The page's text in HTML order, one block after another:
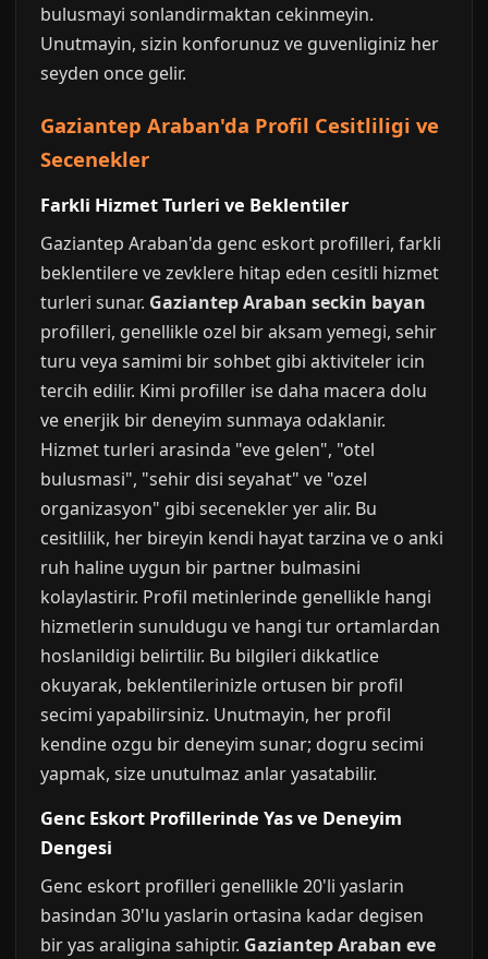
bulusmayi sonlandirmaktan cekinmeyin.
Unutmayin, sizin konforunuz ve guvenliginiz her
seyden once gelir.
Gaziantep Araban'da Profil Cesitliligi ve
Secenekler
Farkli Hizmet Turleri ve Beklentiler
Gaziantep Araban'da genc eskort profilleri, farkli
beklentilere ve zevklere hitap eden cesitli hizmet
turleri sunar. Gaziantep Araban seckin bayan
profilleri, genellikle ozel bir aksam yemegi, sehir
turu veya samimi bir sohbet gibi aktiviteler icin
tercih edilir. Kimi profiller ise daha macera dolu
ve enerjik bir deneyim sunmaya odaklanir.
Hizmet turleri arasinda "eve gelen", "otel
bulusmasi", "sehir disi seyahat" ve "ozel
organizasyon" gibi secenekler yer alir. Bu
cesitlilik, her bireyin kendi hayat tarzina ve o anki
ruh haline uygun bir partner bulmasini
kolaylastirir. Profil metinlerinde genellikle hangi
hizmetlerin sunuldugu ve hangi tur ortamlardan
hoslanildigi belirtilir. Bu bilgileri dikkatlice
okuyarak, beklentilerinizle ortusen bir profil
secimi yapabilirsiniz. Unutmayin, her profil
kendine ozgu bir deneyim sunar; dogru secimi
yapmak, size unutulmaz anlar yasatabilir.
Genc Eskort Profillerinde Yas ve Deneyim
Dengesi
Genc eskort profilleri genellikle 20'li yaslarin
basindan 30'lu yaslarin ortasina kadar degisen
bir yas araligina sahiptir. Gaziantep Araban eve